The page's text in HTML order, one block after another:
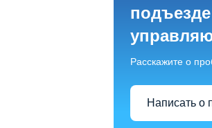
Расскажите о
Написать о